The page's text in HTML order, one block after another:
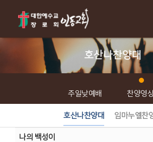
호산나찬양대
주일낮예배 찬양영
호산나찬양대 임마누엘찬
나의 백성이